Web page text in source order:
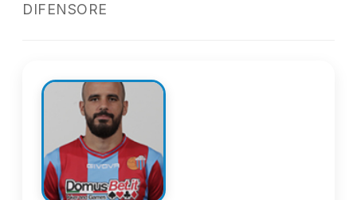
DIFENSORE